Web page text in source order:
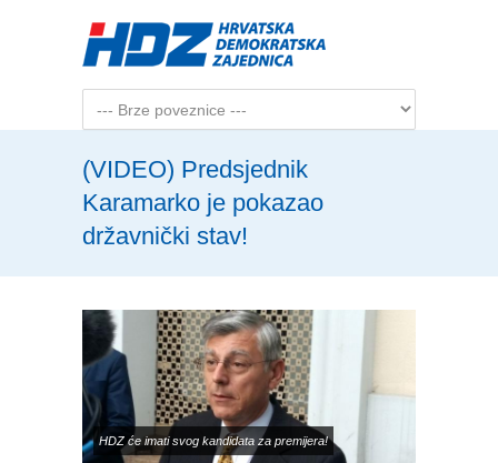
(VIDEO) Predsjednik
Karamarko je pokazao
državnički stav!
HDZ će imati svog kandidata za premijera!